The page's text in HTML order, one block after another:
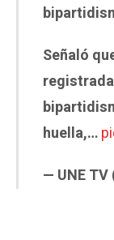
Señaló
huella,…
— UNE